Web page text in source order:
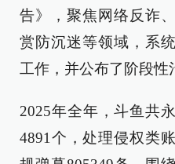
告》，聚焦网络反诈
赏防沉迷等领域，系
工作，并公布了阶段性
2025年全年，斗鱼共
4891个，处理侵权类